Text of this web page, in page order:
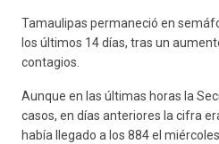
Tamaulipas permaneció en
los últimos 14 días, tras un
contagios.
Aunque en las últimas horas la
casos, en días anteriores la cifra
había llegado a los 884 el